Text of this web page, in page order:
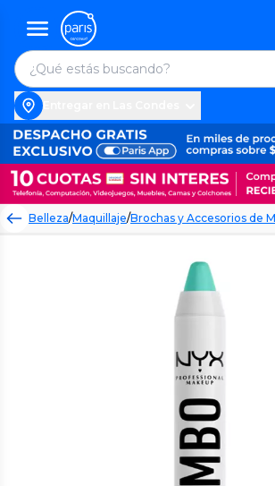
Belleza/Maquillaje/Brochas y Accesorios de